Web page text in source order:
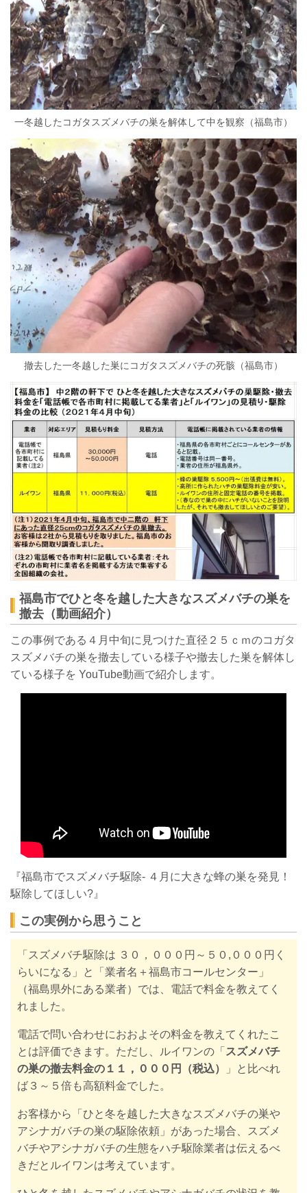
一冬越したコガタスズメバチの巣を解体して中を観察（福島市）
撤去した一冬越した巣にコガタスズメバチの死骸（福島市）
福島市でひと冬を越した大きなスズメバチの巣を
撤去（動画紹介）
この事例である４月中旬に見つけた直径２５ｃｍのコガタ
スズメバチの巣を撤去している様子や撤去した巣を解体し
ている様子を YouTube動画で紹介します。
『福島市でスズメバチ駆除- ４月に大きな蜂の巣を発見！
駆除してほしい?』
この実例から思うこと
「 スズメバチ駆除は ３０，０００円～５０,０００円く
らいになる」と
「業者名＋福島市コールセンター」
（福島県外にある業者） では、電話で料金を教えてく
れました。
電話で問い合わせにおおよその料金を教 えてくれたこ
とは評価できます。ただし、ルイワンの「 スズメバチ
の巣の撤去料金の１１，０００円（税込）
」と比べれ
ば３～５倍も高額料金でした。
お客様から「ひと冬を越した大きなスズメバチの巣や
アシナガバチの巣の駆除依頼」があった場合、スズメ
バチやアシナガバチの生態をハチ駆除業者は伝えるべ
きだとルイワンは考えています。